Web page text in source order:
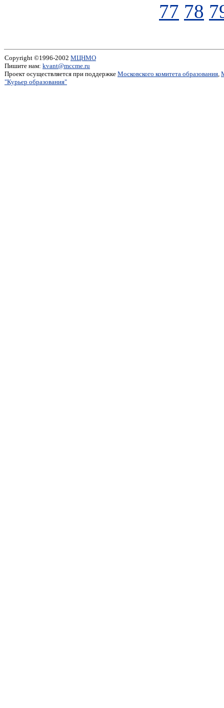
77 78
Copyright ©1996-2002 МЦНМО
Пишите нам: kvant@mccme.ru
Проект осуществляется при поддержке Московского комитета образования,
"Курьер образования"